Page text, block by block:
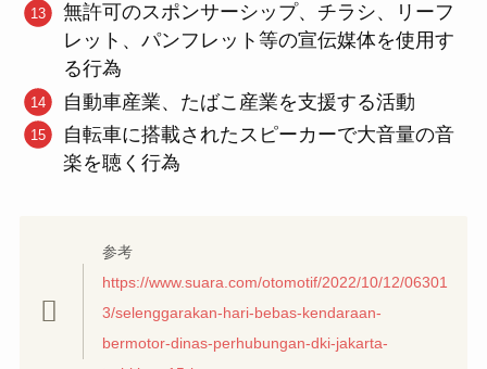
無許可のスポンサーシップ、チラシ、リーフ
レット、パンフレット等の宣伝媒体を使用す
る行為
自動車産業、たばこ産業を支援する活動
自転車に搭載されたスピーカーで大音量の音
楽を聴く行為
参考
https://www.suara.com/otomotif/2022/10/12/06301
3/selenggarakan-hari-bebas-kendaraan-
bermotor-dinas-perhubungan-dki-jakarta-